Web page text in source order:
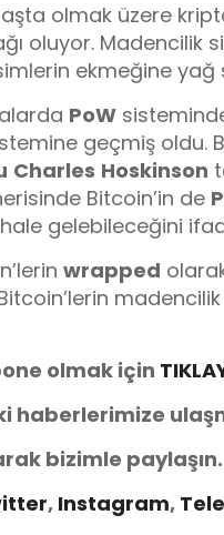
olmak üzere
oluyor. Madencilik
ekmeğine yağ
PoW
geçmiş
Charles Hoskinson
Bitcoin’in de
gelebileceğini
wrapped
olmak için
haberlerimize
bizimle paylaşın.
, Instagram,